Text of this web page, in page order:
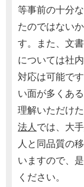
等事前の十分
たのではない
す。また、文
については社
対応は可能で
い面が多くあ
理解いただけ
法人では、大手
人と同品質の
いますので、
ください。